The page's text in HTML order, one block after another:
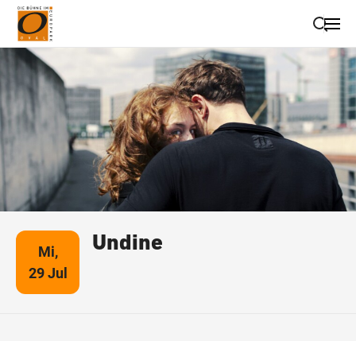
Suche schließen
Wegbeschreibung erhalten
Mi,
29 Jul
Undine